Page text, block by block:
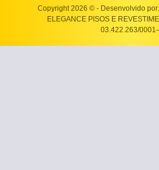
Copyright 2026 © - Desenvolvido
ELEGANCE PISOS E
03.422.263/